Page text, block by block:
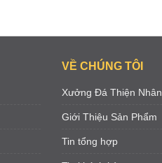
VỀ CHÚNG TÔI
Xưởng Đá Thiện Nhân
Giới Thiệu Sản Phẩm
Tin tổng hợp